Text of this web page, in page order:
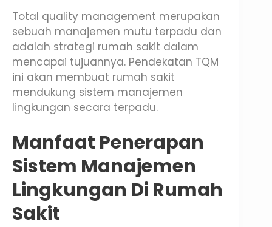
Total quality management merupakan
sebuah manajemen mutu terpadu dan
adalah strategi rumah sakit dalam
mencapai tujuannya. Pendekatan TQM
ini akan membuat rumah sakit
mendukung sistem manajemen
lingkungan secara terpadu.
Manfaat Penerapan
Sistem Manajemen
Lingkungan Di Rumah
Sakit